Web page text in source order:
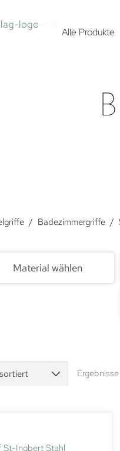
Alle Produkte
/ Badezimmergriffe /
Material wählen